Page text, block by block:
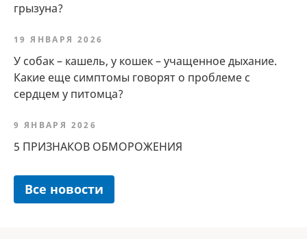
грызуна?
19 ЯНВАРЯ 2026
У собак – кашель, у кошек – учащенное дыхание.
Какие еще симптомы говорят о проблеме с
сердцем у питомца?
9 ЯНВАРЯ 2026
5 ПРИЗНАКОВ ОБМОРОЖЕНИЯ
Все новости